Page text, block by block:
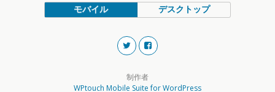
モバイル デスクトップ
制作者
WPtouch Mobile Suite for WordPress